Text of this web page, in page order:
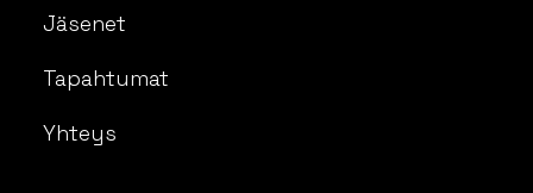
Jäsenet
Tapahtumat
Yhteys